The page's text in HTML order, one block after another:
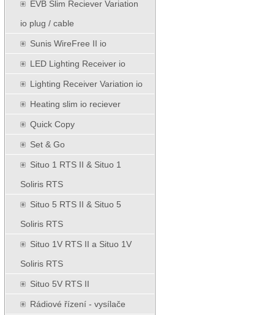
EVB Slim Reciever Variation
io plug / cable
Sunis WireFree II io
LED Lighting Receiver io
Lighting Receiver Variation io
Heating slim io reciever
Quick Copy
Set & Go
Situo 1 RTS II & Situo 1
Soliris RTS
Situo 5 RTS II & Situo 5
Soliris RTS
Situo 1V RTS II a Situo 1V
Soliris RTS
Situo 5V RTS II
Rádiové řízení - vysílače